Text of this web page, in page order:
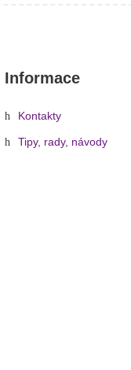
Informace
Kontakty
Tipy, rady, návody